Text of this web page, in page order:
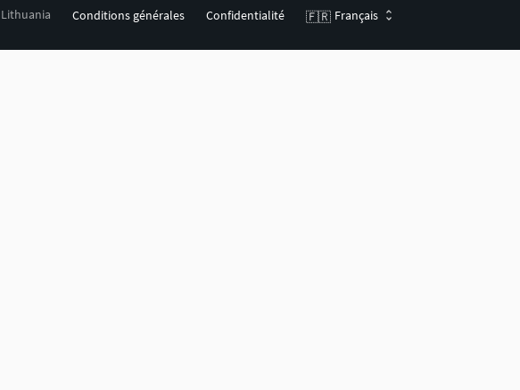
Lithuania Conditions générales Confidentialité 🇫🇷 Français